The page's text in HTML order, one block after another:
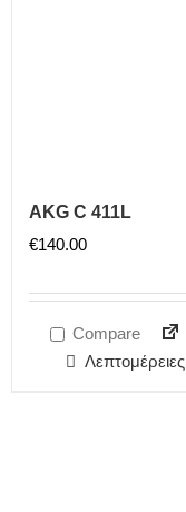
AKG C 411L
€140.00
Compare
Λεπτομέρειες